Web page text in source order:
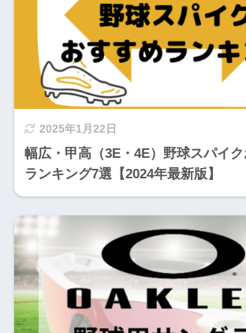
2025年1月22日
幅広・甲高（3E・4E）野球スパイ
ランキング7選【2024年最新版】